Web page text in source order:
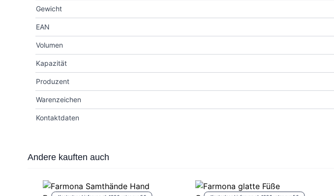
Gewicht
EAN
Volumen
Kapazität
Produzent
Warenzeichen
Kontaktdaten
Press to skip carousel
Andere kauften auch